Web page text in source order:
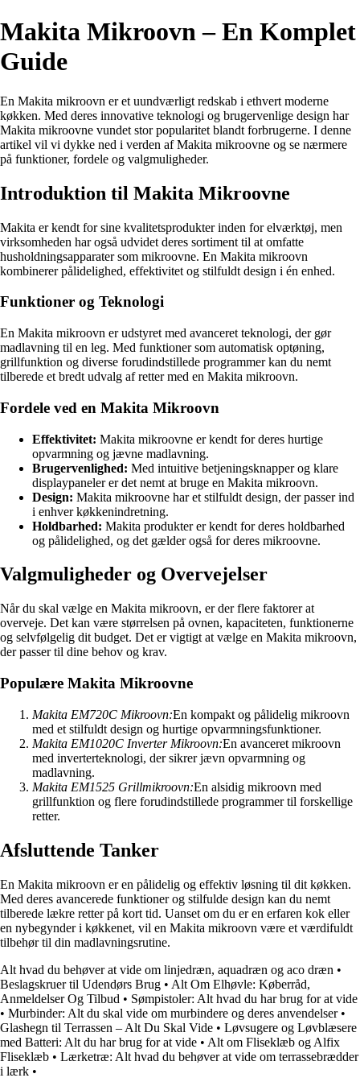
Makita Mikroovn – En Komplet
Guide
En Makita mikroovn er et uundværligt redskab i ethvert moderne
køkken. Med deres innovative teknologi og brugervenlige design har
Makita mikroovne vundet stor popularitet blandt forbrugerne. I denne
artikel vil vi dykke ned i verden af Makita mikroovne og se nærmere
på funktioner, fordele og valgmuligheder.
Introduktion til Makita Mikroovne
Makita er kendt for sine kvalitetsprodukter inden for elværktøj, men
virksomheden har også udvidet deres sortiment til at omfatte
husholdningsapparater som mikroovne. En Makita mikroovn
kombinerer pålidelighed, effektivitet og stilfuldt design i én enhed.
Funktioner og Teknologi
En Makita mikroovn er udstyret med avanceret teknologi, der gør
madlavning til en leg. Med funktioner som automatisk optøning,
grillfunktion og diverse forudindstillede programmer kan du nemt
tilberede et bredt udvalg af retter med en Makita mikroovn.
Fordele ved en Makita Mikroovn
Effektivitet: Makita mikroovne er kendt for deres hurtige
opvarmning og jævne madlavning.
Brugervenlighed: Med intuitive betjeningsknapper og klare
displaypaneler er det nemt at bruge en Makita mikroovn.
Design: Makita mikroovne har et stilfuldt design, der passer ind
i enhver køkkenindretning.
Holdbarhed: Makita produkter er kendt for deres holdbarhed
og pålidelighed, og det gælder også for deres mikroovne.
Valgmuligheder og Overvejelser
Når du skal vælge en Makita mikroovn, er der flere faktorer at
overveje. Det kan være størrelsen på ovnen, kapaciteten, funktionerne
og selvfølgelig dit budget. Det er vigtigt at vælge en Makita mikroovn,
der passer til dine behov og krav.
Populære Makita Mikroovne
Makita EM720C Mikroovn:En kompakt og pålidelig mikroovn
med et stilfuldt design og hurtige opvarmningsfunktioner.
Makita EM1020C Inverter Mikroovn:En avanceret mikroovn
med inverterteknologi, der sikrer jævn opvarmning og
madlavning.
Makita EM1525 Grillmikroovn:En alsidig mikroovn med
grillfunktion og flere forudindstillede programmer til forskellige
retter.
Afsluttende Tanker
En Makita mikroovn er en pålidelig og effektiv løsning til dit køkken.
Med deres avancerede funktioner og stilfulde design kan du nemt
tilberede lækre retter på kort tid. Uanset om du er en erfaren kok eller
en nybegynder i køkkenet, vil en Makita mikroovn være et værdifuldt
tilbehør til din madlavningsrutine.
Alt hvad du behøver at vide om linjedræn, aquadræn og aco dræn •
Beslagskruer til Udendørs Brug • Alt Om Elhøvle: Køberråd,
Anmeldelser Og Tilbud • Sømpistoler: Alt hvad du har brug for at vide
• Murbinder: Alt du skal vide om murbindere og deres anvendelser•
Glashegn til Terrassen – Alt Du Skal Vide • Løvsugere og Løvblæsere
med Batteri: Alt du har brug for at vide • Alt om Fliseklæb og Alfix
Fliseklæb • Lærketræ: Alt hvad du behøver at vide om terrassebrædder
i lærk •